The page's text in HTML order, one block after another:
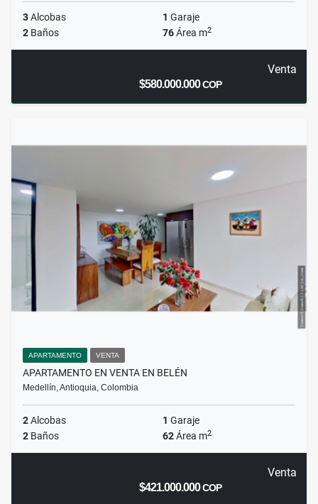
3Alcobas 1 Garaje
2 Baños 76Área m2
Venta
$580.000.000COP
APARTAMENTO VENTA
APARTAMENTO EN VENTA EN BELÉN
Medellín, Antioquia, Colombia
2Alcobas 1 Garaje
2 Baños 62Área m2
Venta
$421.000.000COP